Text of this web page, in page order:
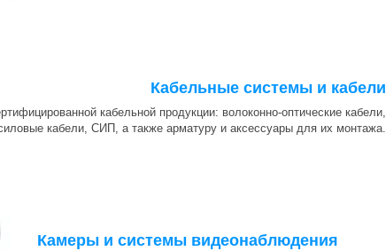
Кабельные системы и кабели
кабельной продукции: волоконно-оптические кабели,
кабели, СИП, а также арматуру и аксессуары для их монтажа.
Камеры и системы видеонаблюдения